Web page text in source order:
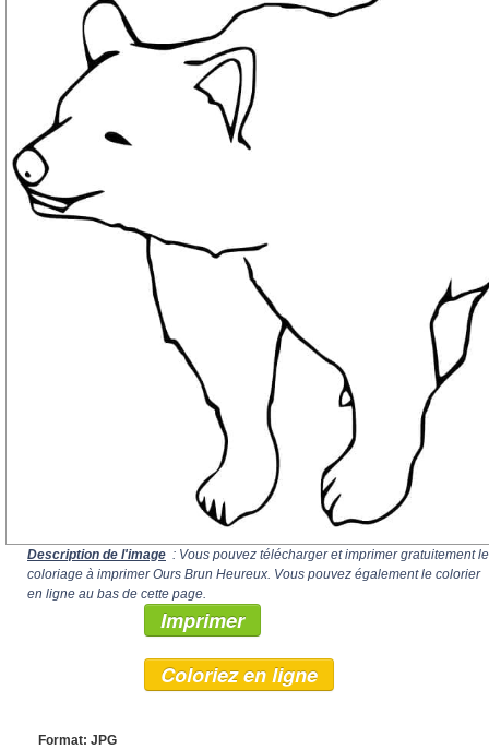
Description de l'image : Vous pouvez télécharger et imprimer gratuitement le
coloriage à imprimer Ours Brun Heureux. Vous pouvez également le colorier
en ligne au bas de cette page.
Imprimer
Coloriez en ligne
Format: JPG